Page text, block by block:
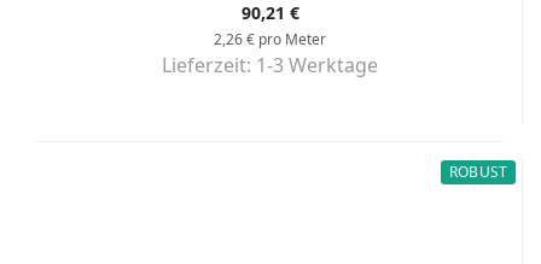
90,21 €
2,26 € pro Meter
Lieferzeit: 1-3 Werktage
ROBUST